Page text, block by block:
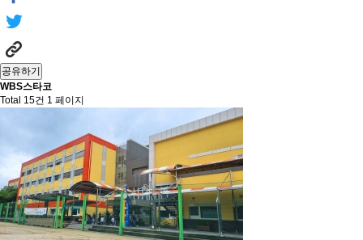
공유하기
WBS스타코
Total 15건 1 페이지